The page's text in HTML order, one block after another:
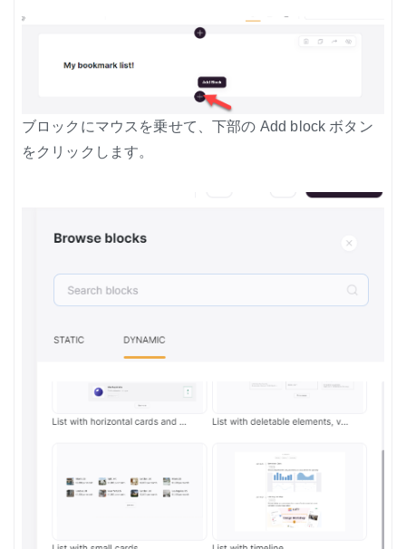
ブロックにマウスを乗せて、下部の Add block ボタン
をクリックします。